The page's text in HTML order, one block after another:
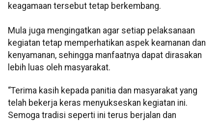
keagamaan tersebut tetap berkembang.
Mula juga mengingatkan agar setiap pelaksanaan
kegiatan tetap memperhatikan aspek keamanan dan
kenyamanan, sehingga manfaatnya dapat dirasakan
lebih luas oleh masyarakat.
​“Terima kasih kepada panitia dan masyarakat yang
telah bekerja keras menyukseskan kegiatan ini.
Semoga tradisi seperti ini terus berjalan dan